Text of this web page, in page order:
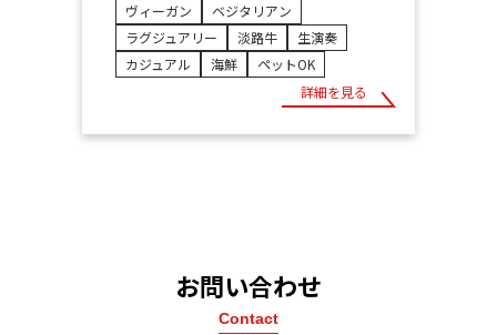
ヴィーガン
ベジタリアン
ラグジュアリー
淡路牛
生演奏
カジュアル
海鮮
ペットOK
詳細を見る
お問い合わせ
Contact